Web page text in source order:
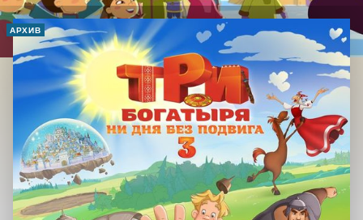
АРХИВ